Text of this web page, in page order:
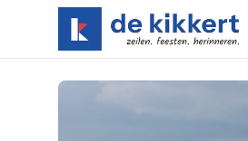
Zeilschool de Kikkert